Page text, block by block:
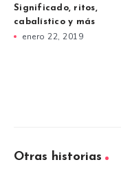
Significado, ritos,
cabalístico y más
enero 22, 2019
Otras historias